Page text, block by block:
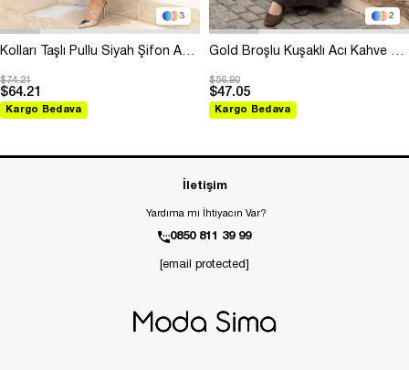
3
Kolları Taşlı Pullu Siyah Şifon Abiye
$74.21
$64.21
Kargo Bedava
2
Gold Broşlu Kuşaklı Acı Kahve Modal Elbise
$56.90
$47.05
Kargo Bedava
İletişim
Yardıma mı İhtiyacın Var?
0850 811 39 99
[email protected]